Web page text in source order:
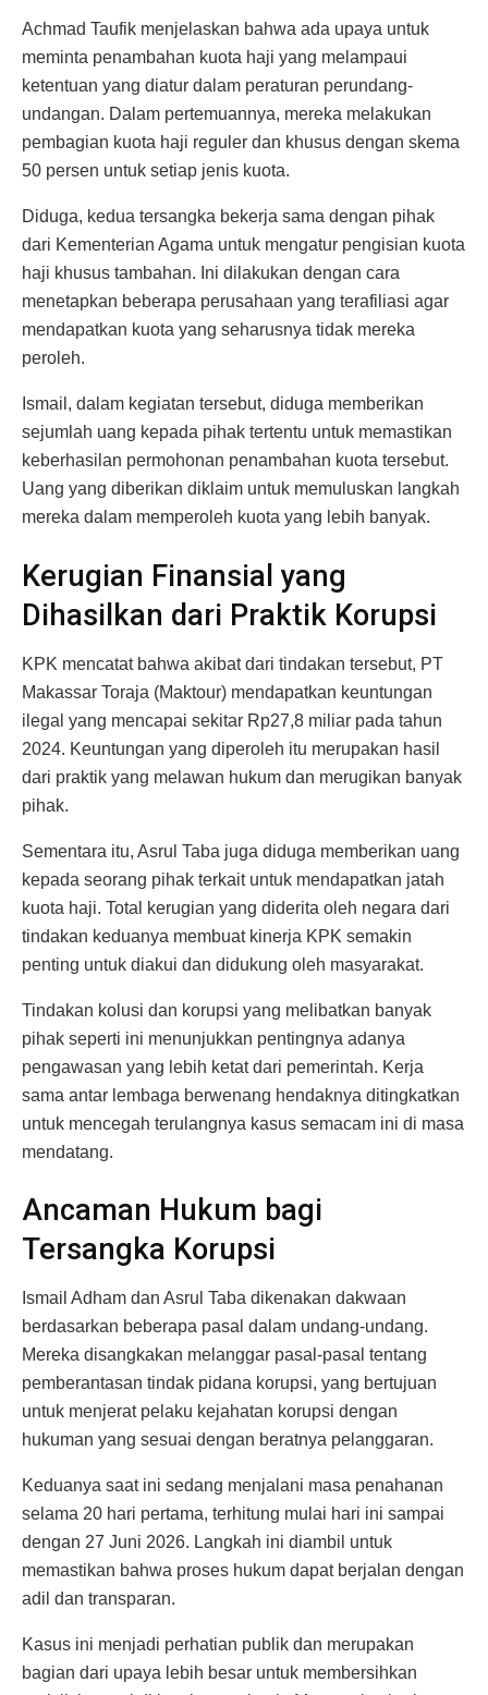
Achmad Taufik menjelaskan bahwa ada upaya untuk
meminta penambahan kuota haji yang melampaui
ketentuan yang diatur dalam peraturan perundang-
undangan. Dalam pertemuannya, mereka melakukan
pembagian kuota haji reguler dan khusus dengan skema
50 persen untuk setiap jenis kuota.
Diduga, kedua tersangka bekerja sama dengan pihak
dari Kementerian Agama untuk mengatur pengisian kuota
haji khusus tambahan. Ini dilakukan dengan cara
menetapkan beberapa perusahaan yang terafiliasi agar
mendapatkan kuota yang seharusnya tidak mereka
peroleh.
Ismail, dalam kegiatan tersebut, diduga memberikan
sejumlah uang kepada pihak tertentu untuk memastikan
keberhasilan permohonan penambahan kuota tersebut.
Uang yang diberikan diklaim untuk memuluskan langkah
mereka dalam memperoleh kuota yang lebih banyak.
Kerugian Finansial yang
Dihasilkan dari Praktik Korupsi
KPK mencatat bahwa akibat dari tindakan tersebut, PT
Makassar Toraja (Maktour) mendapatkan keuntungan
ilegal yang mencapai sekitar Rp27,8 miliar pada tahun
2024. Keuntungan yang diperoleh itu merupakan hasil
dari praktik yang melawan hukum dan merugikan banyak
pihak.
Sementara itu, Asrul Taba juga diduga memberikan uang
kepada seorang pihak terkait untuk mendapatkan jatah
kuota haji. Total kerugian yang diderita oleh negara dari
tindakan keduanya membuat kinerja KPK semakin
penting untuk diakui dan didukung oleh masyarakat.
Tindakan kolusi dan korupsi yang melibatkan banyak
pihak seperti ini menunjukkan pentingnya adanya
pengawasan yang lebih ketat dari pemerintah. Kerja
sama antar lembaga berwenang hendaknya ditingkatkan
untuk mencegah terulangnya kasus semacam ini di masa
mendatang.
Ancaman Hukum bagi
Tersangka Korupsi
Ismail Adham dan Asrul Taba dikenakan dakwaan
berdasarkan beberapa pasal dalam undang-undang.
Mereka disangkakan melanggar pasal-pasal tentang
pemberantasan tindak pidana korupsi, yang bertujuan
untuk menjerat pelaku kejahatan korupsi dengan
hukuman yang sesuai dengan beratnya pelanggaran.
Keduanya saat ini sedang menjalani masa penahanan
selama 20 hari pertama, terhitung mulai hari ini sampai
dengan 27 Juni 2026. Langkah ini diambil untuk
memastikan bahwa proses hukum dapat berjalan dengan
adil dan transparan.
Kasus ini menjadi perhatian publik dan merupakan
bagian dari upaya lebih besar untuk membersihkan